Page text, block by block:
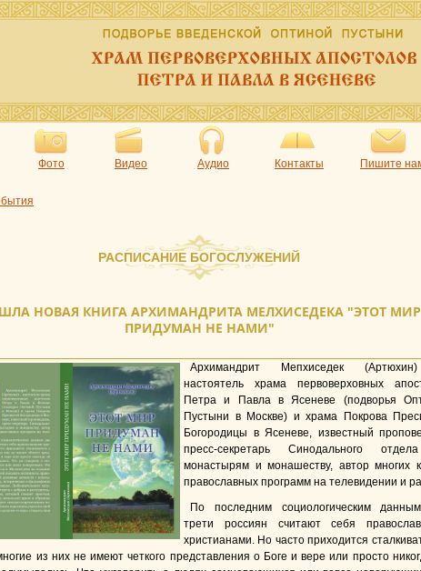
Фото Видео Аудио Контакты Пишите
РАСПИСАНИЕ БОГОСЛУЖЕНИЙ
НОВАЯ КНИГА АРХИМАНДРИТА МЕЛХИСЕДЕКА "ЭТОТ МИР
ПРИДУМАН НЕ НАМИ"
Архимандрит Мепхиседек
настоятель храма первоверховных
Петра и Павла в Ясеневе (подворья
Пустыни в Москве) и храма Покрова
Богородицы в Ясеневе, известный
пресс-секретарь Синодального
монастырям и монашеству, автор многих
православных программ на телевидении и
По последним социологическим
трети россиян считают себя
христианами. Но часто приходится
из них не имеют четкого представления о Боге и вере или просто